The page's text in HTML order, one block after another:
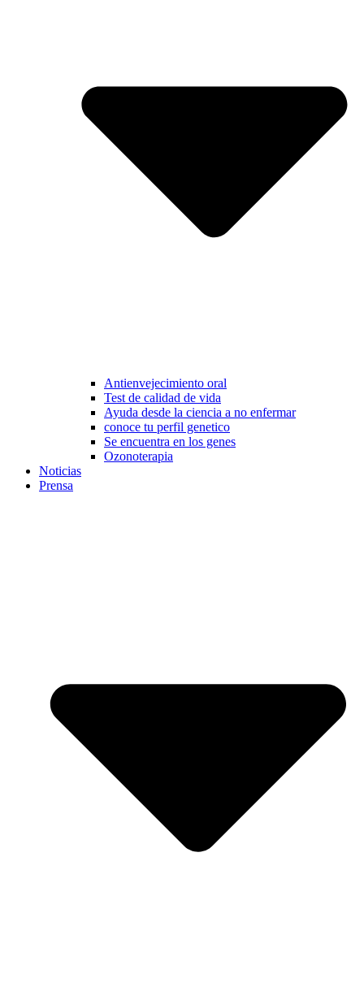
Antienvejecimiento oral
Test de calidad de vida
Ayuda desde la ciencia a no enfermar
conoce tu perfil genetico
Se encuentra en los genes
Ozonoterapia
Noticias
Prensa